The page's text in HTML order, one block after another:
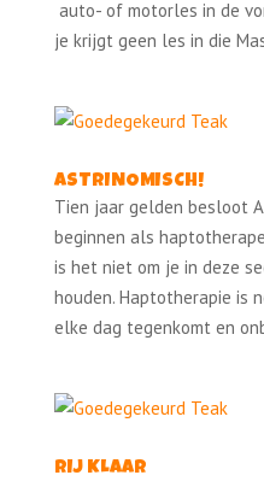
auto- of motorles in de
je krijgt geen les in die
ASTRINOMISCH!
Tien jaar gelden besloot
beginnen als
is het niet om je in deze
houden. Haptotherapie is
elke dag tegenkomt en
RIJ KLAAR